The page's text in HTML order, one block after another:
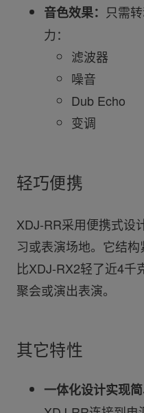
音色效果： 只需
力：
滤波器
噪音
Dub Echo
变调
轻巧便携
XDJ-RR采用便携式设
习或表演场地。它结构
比XDJ-RX2轻了近4千
聚会或演出表演。
其它特性
一体化设计实现简